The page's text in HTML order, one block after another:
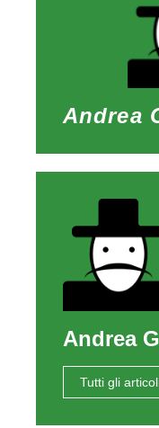
Andrea
Andrea
Tutti gli